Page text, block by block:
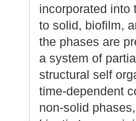
incorporated into
to solid, biofilm,
the phases are
a system of
structural self
time-dependent
non-solid